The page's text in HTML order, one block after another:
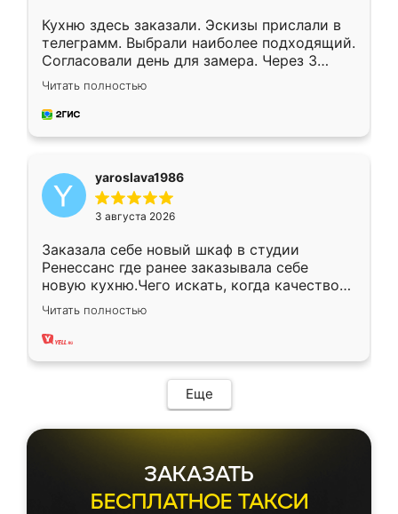
Кухню здесь заказали. Эскизы прислали в
телеграмм. Выбрали наиболее подходящий.
Согласовали день для замера. Через 3
недели кухня была уже готова. Остались
довольны работой. Спасибо Ренессанс
мебель за качественную работу!
Читать полностью
yaroslava1986
3 августа 2026
Заказала себе новый шкаф в студии
Ренессанс где ранее заказывала себе
новую кухню.Чего искать, когда качеством
вполне довольна. Служит кухня уже почти
два года, нареканий нет.
Читать полностью
Еще
ЗАКАЗАТЬ
БЕСПЛАТНОЕ ТАКСИ